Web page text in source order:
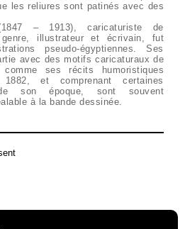
les reliures sont patinés avec des
– 1913), caricaturiste de
illustrateur et écrivain, fut
pseudo-égyptiennes. Ses
avec des motifs caricaturaux de
comme ses récits humoristiques
et comprenant certaines
son époque, sont souvent
à la bande dessinée.